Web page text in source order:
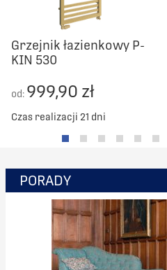
Grzejnik łazienkowy P-
KIN 530
od: 999,90 zł
Czas realizacji 21 dni
PORADY